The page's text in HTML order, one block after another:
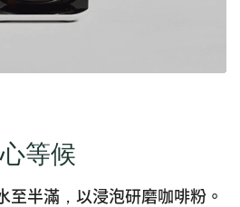
等候
至半滿，以浸泡研磨咖啡粉。